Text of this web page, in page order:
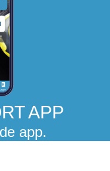
APP
app.